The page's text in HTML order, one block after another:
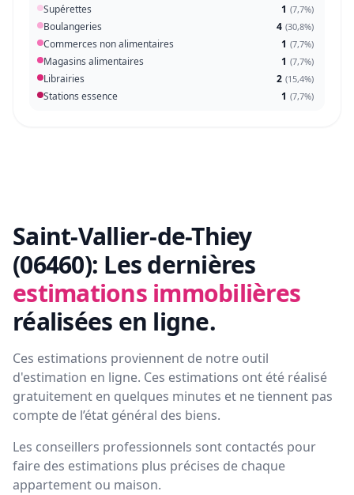
Supérettes 1 (7,7%)
Boulangeries 4 (30,8%)
Commerces non alimentaires 1 (7,7%)
Magasins alimentaires 1 (7,7%)
Librairies 2 (15,4%)
Stations essence 1 (7,7%)
Saint-Vallier-de-Thiey
(06460): Les dernières
estimations immobilières
réalisées en ligne.
Ces estimations proviennent de notre outil
d'estimation en ligne. Ces estimations ont été réalisé
gratuitement en quelques minutes et ne tiennent pas
compte de l’état général des biens.
Les conseillers professionnels sont contactés pour
faire des estimations plus précises de chaque
appartement ou maison.